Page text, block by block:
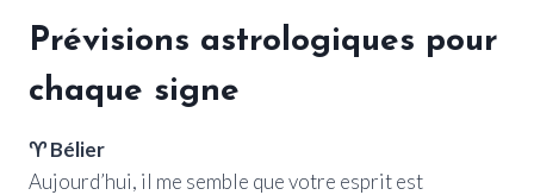
Prévisions astrologiques pour
chaque signe
♈ Bélier
Aujourd’hui, il me semble que votre esprit est